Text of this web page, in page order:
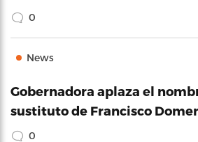
0
News
Gobernadora aplaza el
sustituto de Francisco
0